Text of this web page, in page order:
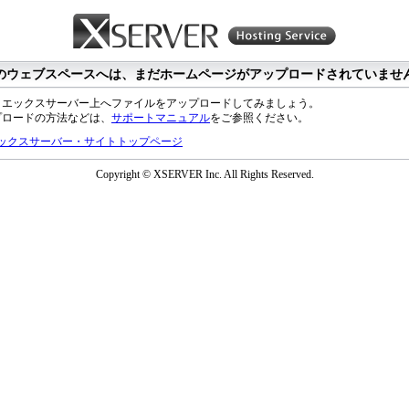
ウェブスペースへは、まだホームページがアップロードされていませ
ックスサーバー上へファイルをアップロードしてみましょう。
ードの方法などは、 サポートマニュアルをご参照ください。
クスサーバー・サイトトップページ
Copyright © XSERVER Inc. All Rights Reserved.